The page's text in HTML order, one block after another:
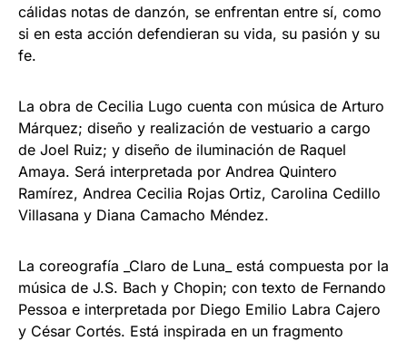
cálidas notas de danzón, se enfrentan entre sí, como
si en esta acción defendieran su vida, su pasión y su
fe.
La obra de Cecilia Lugo cuenta con música de Arturo
Márquez; diseño y realización de vestuario a cargo
de Joel Ruiz; y diseño de iluminación de Raquel
Amaya. Será interpretada por Andrea Quintero
Ramírez, Andrea Cecilia Rojas Ortiz, Carolina Cedillo
Villasana y Diana Camacho Méndez.
La coreografía _Claro de Luna_ está compuesta por la
música de J.S. Bach y Chopin; con texto de Fernando
Pessoa e interpretada por Diego Emilio Labra Cajero
y César Cortés. Está inspirada en un fragmento